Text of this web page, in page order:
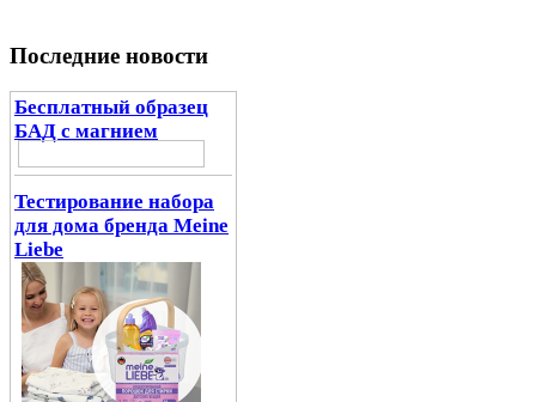
Последние новости
Бесплатный образец
БАД с магнием
Тестирование набора
для дома бренда Meine
Liebe